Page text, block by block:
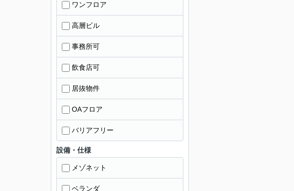
ワンフロア
高層ビル
事務所可
飲食店可
居抜物件
OAフロア
バリアフリー
設備・仕様
メゾネット
ベランダ